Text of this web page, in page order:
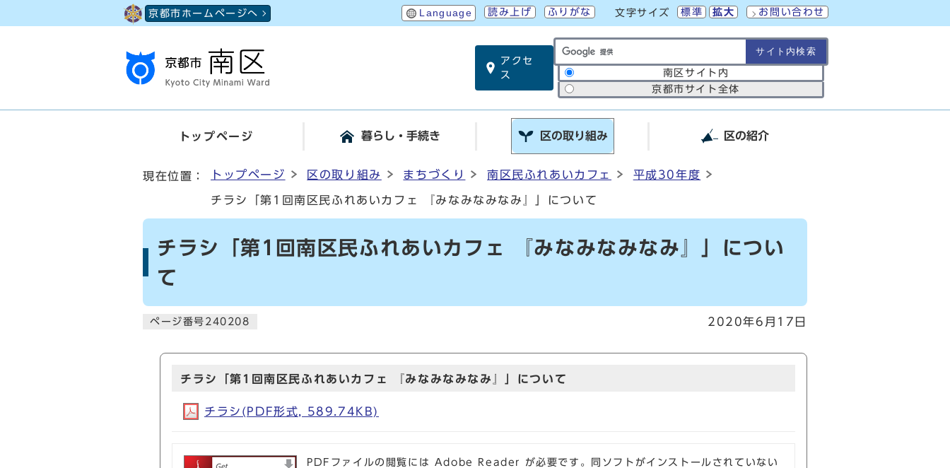
京都市ホームページへ Language 読み上げ ふりがな 文字サイズ 標準 拡大 お問い合わせ
アクセ
ス
サイト内検索の範囲
南区サイト内
京都市サイト全体
トップページ 暮らし・手続き 区の取り組み 区の紹介
現在位置： トップページ 区の取り組み まちづくり 南区民ふれあいカフェ 平成30年度
チラシ「第1回南区民ふれあいカフェ 『みなみなみなみ』」について
チラシ「第1回南区民ふれあいカフェ 『みなみなみなみ』」につい
て
ページ番号240208 2020年6月17日
チラシ「第1回南区民ふれあいカフェ 『みなみなみなみ』」について
チラシ(PDF形式, 589.74KB)
PDFファイルの閲覧には Adobe Reader が必要です。同ソフトがインストールされていない